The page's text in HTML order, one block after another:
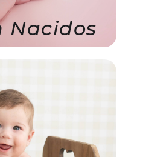
Nacidos